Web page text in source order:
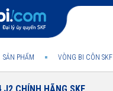
SẢN PHẨM VÒNG BI CÔN SKF